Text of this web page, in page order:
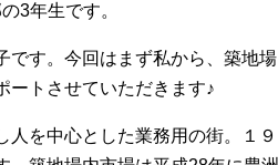
3年生です。
です。今回はまず私から、築地場
ートさせていただきます♪
を中心とした業務用の街。１９